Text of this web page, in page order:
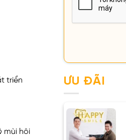
triển
mùi hôi
ƯU ĐÃI